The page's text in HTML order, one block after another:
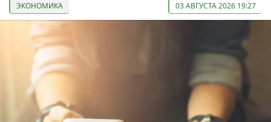
ЭКОНОМИКА 03 АВГУСТА 2026 19:27